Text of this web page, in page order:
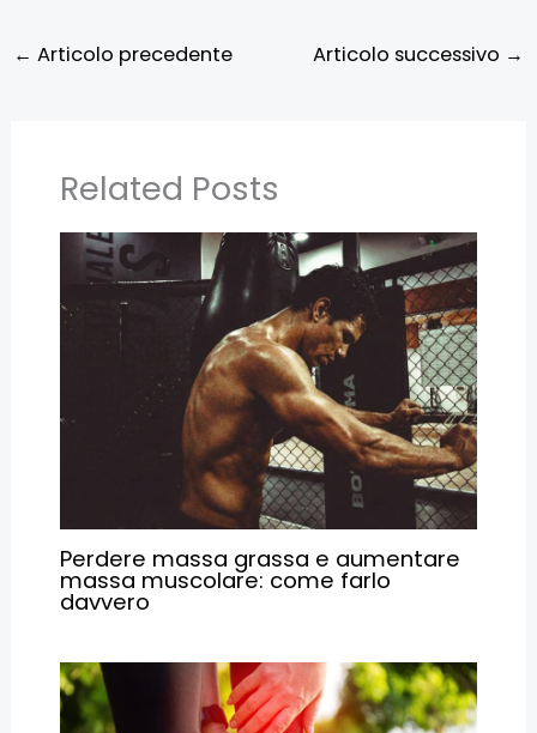
← Articolo precedente Articolo successivo →
Related Posts
Perdere massa grassa e aumentare
massa muscolare: come farlo
davvero